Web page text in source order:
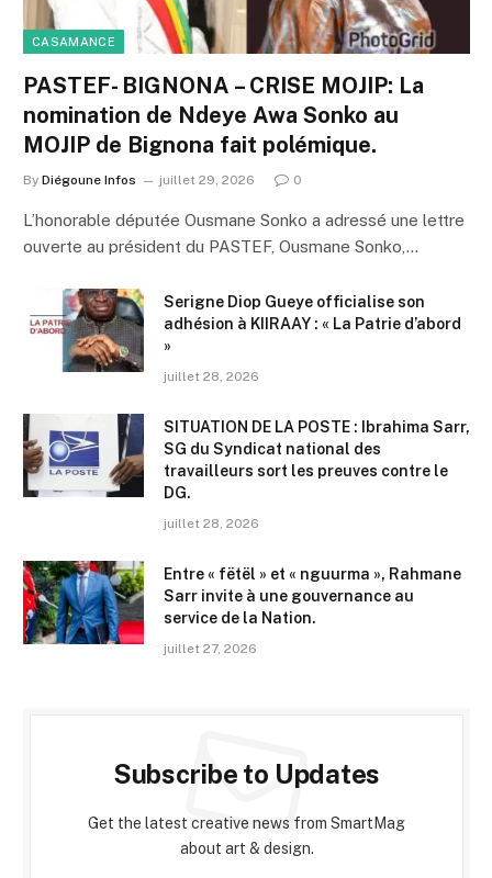
CASAMANCE
PASTEF- BIGNONA – CRISE MOJIP: La
nomination de Ndeye Awa Sonko au
MOJIP de Bignona fait polémique.
By Diégoune Infos juillet 29, 2026 0
L’honorable députée Ousmane Sonko a adressé une lettre
ouverte au président du PASTEF, Ousmane Sonko,…
Serigne Diop Gueye officialise son
adhésion à KIIRAAY : « La Patrie d’abord
»
juillet 28, 2026
SITUATION DE LA POSTE : Ibrahima Sarr,
SG du Syndicat national des
travailleurs sort les preuves contre le
DG.
juillet 28, 2026
Entre « fëtël » et « nguurma », Rahmane
Sarr invite à une gouvernance au
service de la Nation.
juillet 27, 2026
Subscribe to Updates
Get the latest creative news from SmartMag
about art & design.